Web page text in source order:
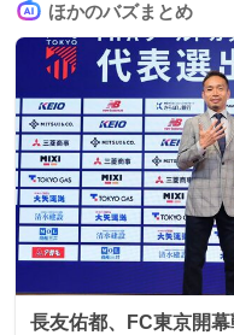
ほかのバズまとめ
長友佑都、FC東京開